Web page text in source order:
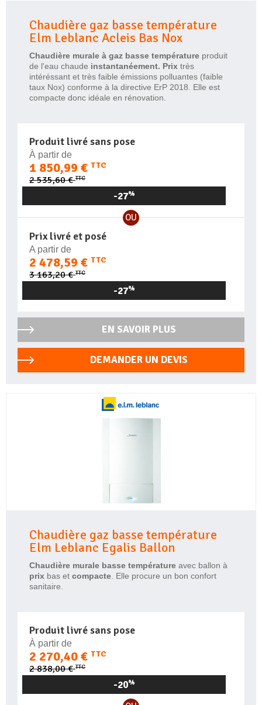
Chaudière gaz basse température
Elm Leblanc Acleis Bas Nox
Chaudière murale à gaz basse température produit
de l'eau chaude instantanéement. Prix très
intéréssant et très faible émissions polluantes (faible
taux Nox) conforme à la directive ErP 2018. Elle est
compacte donc idéale en rénovation.
Produit livré sans pose
À partir de
1 850,99 € TTC
2 535,60 €TTC
-27%
OU
Prix livré et posé
A partir de
2 478,59 € TTC
3 163,20 €TTC
-27%
EN SAVOIR PLUS
DEMANDER UN DEVIS
Chaudière gaz basse température
Elm Leblanc Egalis Ballon
Chaudière murale basse température avec ballon à
prix bas et compacte . Elle procure un bon confort
sanitaire.
Produit livré sans pose
À partir de
2 270,40 € TTC
2 838,00 €TTC
-20%